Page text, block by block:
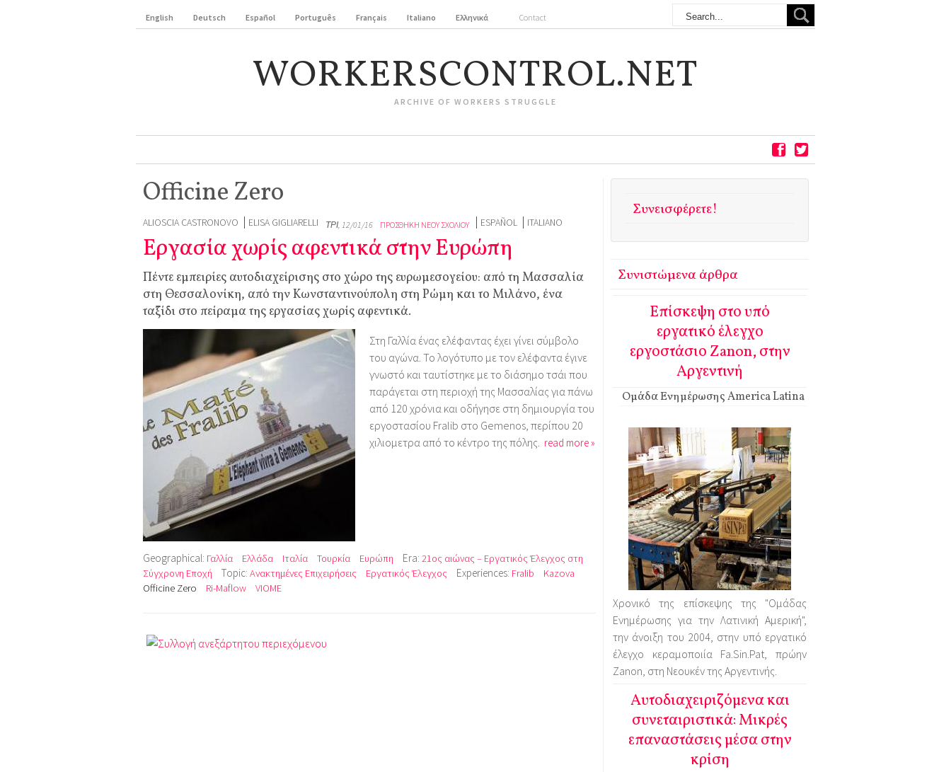
English Deutsch Español Português Français Italiano Ελληνικά Contact
WORKERSCONTROL.NET
ARCHIVE OF WORKERS STRUGGLE
Officine Zero
ALIOSCIA CASTRONOVO ELISA GIGLIARELLI ΤΡΊ, 12/01/16 ΠΡΟΣΘΉΚΗ ΝΈΟΥ ΣΧΟΛΊΟΥ ESPAÑOL ITALIANO
Εργασία χωρίς αφεντικά στην Ευρώπη
Πέντε εμπειρίες αυτοδιαχείρισης στο χώρο της ευρωμεσογείου: από τη Μασσαλία
στη Θεσσαλονίκη, από την Κωνσταντινούπολη στη Ρώμη και το Μιλάνο, ένα
ταξίδι στο πείραμα της εργασίας χωρίς αφεντικά.
Στη Γαλλία ένας ελέφαντας έχει γίνει σύμβολο
του αγώνα. Το λογότυπο με τον ελέφαντα έγινε
γνωστό και ταυτίστηκε με το διάσημο τσάι που
παράγεται στη περιοχή της Μασσαλίας για πάνω
από 120 χρόνια και οδήγησε στη δημιουργία του
εργοστασίου Fralib στο Gemenos, περίπου 20
χιλιομετρα από το κέντρο της πόλης. read more »
Geographical: Γαλλία Ελλάδα Ιταλία Τουρκία Ευρώπη Era: 21ος αιώνας – Εργατικός Έλεγχος στη
Σύγχρονη Εποχή
Topic: Ανακτημένες Επιχειρήσεις Εργατικός Έλεγχος Experiences: Fralib
Kazova
Officine Zero
Ri-Maflow VIOME
Συνεισφέρετε!
Συνιστώμενα άρθρα
Επίσκεψη στο υπό
εργατικό έλεγχο
εργοστάσιο Zanon, στην
Αργεντινή
Ομάδα Ενημέρωσης America Latina
Χρονικό της επίσκεψης της "Ομάδας
Ενημέρωσης για την Λατινική Αμερική",
την άνοιξη του 2004, στην υπό εργατικό
έλεγχο κεραμοποιία Fa.Sin.Pat, πρώην
Zanon, στη Νεουκέν της Αργεντινής.
Αυτοδιαχειριζόμενα και
συνεταιριστικά: Μικρές
επαναστάσεις μέσα στην
κρίση